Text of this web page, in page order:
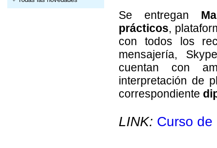
Se entregan
prácticos,
con todos los
mensajería,
cuentan con
interpretación de
correspondiente
LINK: Curso